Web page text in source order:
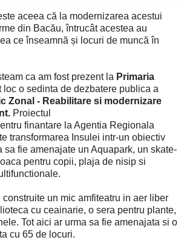
aceea că la modernizarea acestui
din Bacău, întrucât acestea au
ce înseamnă și locuri de muncă în
ca am fost prezent la Primaria
loc o sedinta de dezbatere publica a
Zonal - Reabilitare si modernizare
Proiectul
finantare la Agentia Regionala
transformarea Insulei intr-un obiectiv
sa fie amenajate un Aquapark, un skate-
pentru copii, plaja de nisip si
construite un mic amfiteatru in aer liber
cu ceainarie, o sera pentru plante,
Tot aici ar urma sa fie amenajata si o
cu 65 de locuri.